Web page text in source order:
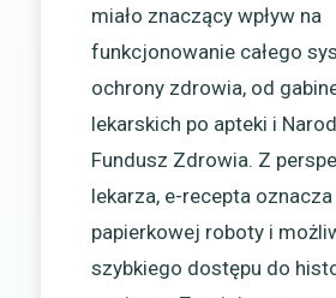
miało znaczący wpływ na
funkcjonowanie całego
ochrony zdrowia, od
lekarskich po apteki i
Fundusz Zdrowia. Z
lekarza, e-recepta
papierkowej roboty i
szybkiego dostępu do